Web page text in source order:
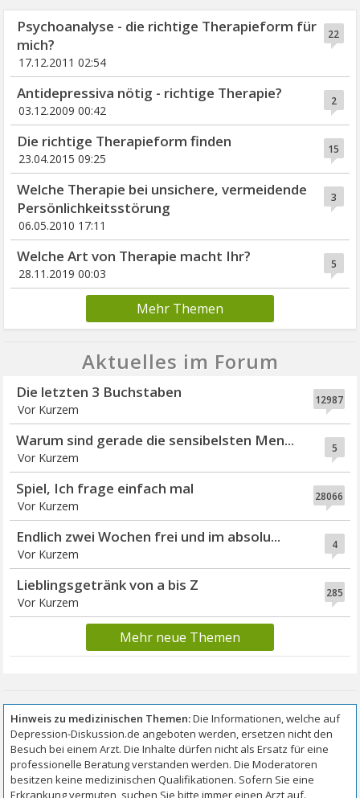
22
Psychoanalyse - die richtige Therapieform für
mich?
17.12.2011 02:54
2
Antidepressiva nötig - richtige Therapie?
03.12.2009 00:42
15
Die richtige Therapieform finden
23.04.2015 09:25
3
Welche Therapie bei unsichere, vermeidende
Persönlichkeitsstörung
06.05.2010 17:11
5
Welche Art von Therapie macht Ihr?
28.11.2019 00:03
Mehr Themen
Aktuelles im Forum
12987
Die letzten 3 Buchstaben
Vor Kurzem
5
Warum sind gerade die sensibelsten Men...
Vor Kurzem
28066
Spiel, Ich frage einfach mal
Vor Kurzem
4
Endlich zwei Wochen frei und im absolu...
Vor Kurzem
285
Lieblingsgetränk von a bis Z
Vor Kurzem
Mehr neue Themen